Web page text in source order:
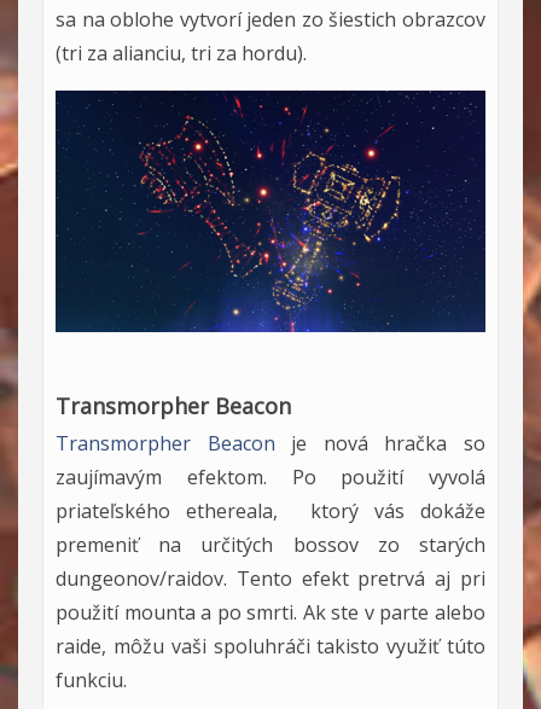
sa na oblohe vytvorí jeden zo šiestich obrazcov
(tri za alianciu, tri za hordu).
Transmorpher Beacon
Transmorpher Beacon je nová hračka so
zaujímavým efektom. Po použití vyvolá
priateľského ethereala, ktorý vás dokáže
premeniť na určitých bossov zo starých
dungeonov/raidov. Tento efekt pretrvá aj pri
použití mounta a po smrti. Ak ste v parte alebo
raide, môžu vaši spoluhráči takisto využiť túto
funkciu.